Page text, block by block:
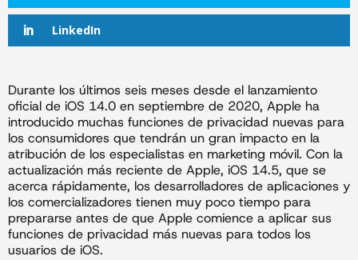
LinkedIn
Durante los últimos seis meses desde el lanzamiento
oficial de iOS 14.0 en septiembre de 2020, Apple ha
introducido muchas funciones de privacidad nuevas para
los consumidores que tendrán un gran impacto en la
atribución de los especialistas en marketing móvil. Con la
actualización más reciente de Apple, iOS 14.5, que se
acerca rápidamente, los desarrolladores de aplicaciones y
los comercializadores tienen muy poco tiempo para
prepararse antes de que Apple comience a aplicar sus
funciones de privacidad más nuevas para todos los
usuarios de iOS.